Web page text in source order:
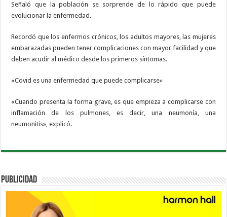
Señaló que la población se sorprende de lo rápido que puede
evolucionar la enfermedad.
Recordó que los enfermos crónicos, los adultos mayores, las mujeres
embarazadas pueden tener complicaciones con mayor facilidad y que
deben acudir al médico desde los primeros síntomas.
«Covid es una enfermedad que puede complicarse»
«Cuando presenta la forma grave, es que empieza a complicarse con
inflamación de los pulmones, es decir, una neumonía, una
neumonitis», explicó.
PUBLICIDAD